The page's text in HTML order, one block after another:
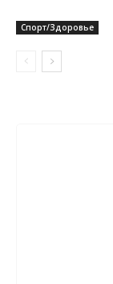
Спорт/Здоровье